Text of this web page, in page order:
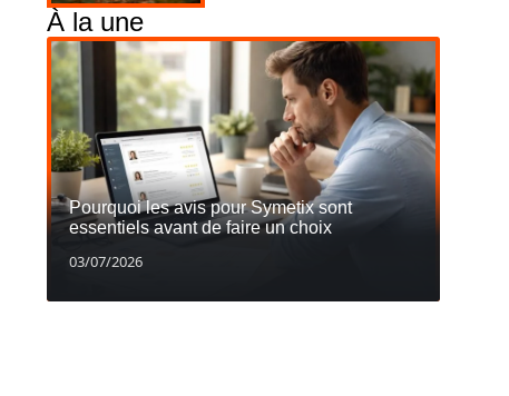
À la une
Pourquoi les avis pour Symetix sont
essentiels avant de faire un choix
03/07/2026